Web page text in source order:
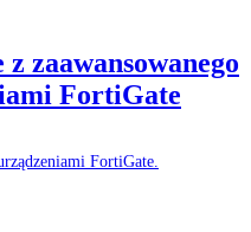
zaawansowanego
FortiGate
FortiGate.